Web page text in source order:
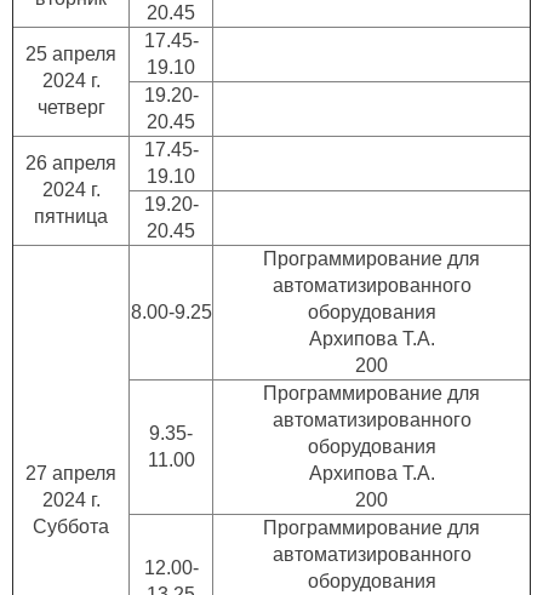
20.45
25 апреля
2024 г.
четверг
17.45-
19.10
19.20-
20.45
26 апреля
2024 г.
пятница
17.45-
19.10
19.20-
20.45
27 апреля
2024 г.
Суббота
8.00-9.25
Программирование для
автоматизированного
оборудования
Архипова Т.А.
200
9.35-
11.00
Программирование для
автоматизированного
оборудования
Архипова Т.А.
200
12.00-
Программирование для
автоматизированного
оборудования